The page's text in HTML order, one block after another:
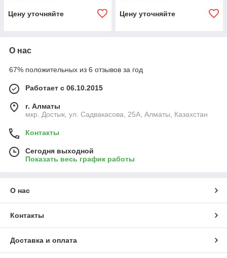
Цену уточняйте Цену уточняйте
О нас
67% положительных из 6 отзывов за год
Работает с 06.10.2015
г. Алматы
мкр. Достык, ул. Садвакасова, 25А, Алматы, Казахстан
Контакты
Сегодня выходной
Показать весь график работы
О нас
Контакты
Доставка и оплата